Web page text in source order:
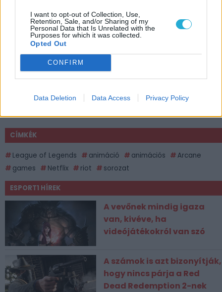
I want to opt-out of Collection, Use,
Retention, Sale, and/or Sharing of my
Personal Data that Is Unrelated with the
Purposes for which it was collected.
Opted Out
CONFIRM
Data Deletion Data Access Privacy Policy
CÍMKÉK
League of Legends animáció animációs
Arcane
games
Netflix riot sorozat
ESPORT1 HÍREK
A vevőnek mindig igaza
van, kivéve, ha
videójátékokról van szó
A számok is azt bizonyítják,
hogy nincs párja a Red
Dead Redemption 2-nek